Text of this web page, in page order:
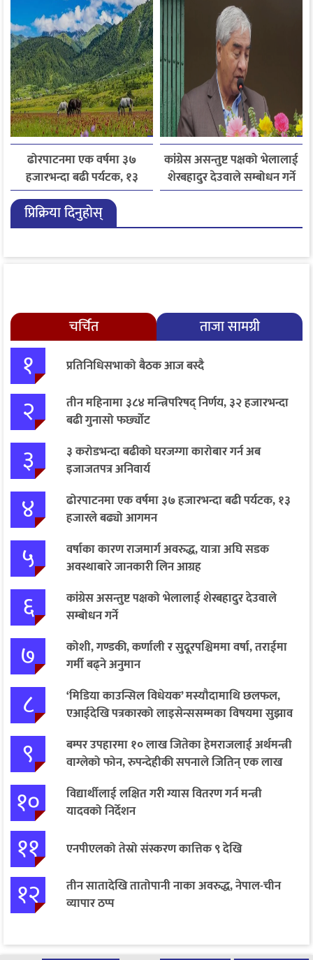
ढोरपाटनमा एक वर्षमा ३७
हजारभन्दा बढी पर्यटक, १३
हजारले बढ्यो आगमन
कांग्रेस असन्तुष्ट पक्षको भेलालाई
शेरबहादुर देउवाले सम्बोधन गर्ने
प्रिक्रिया दिनुहोस्
चर्चित ताजा सामग्री
१ प्रतिनिधिसभाको बैठक आज बस्दै
२
तीन महिनामा ३८४ मन्त्रिपरिषद् निर्णय, ३२ हजारभन्दा
बढी गुनासो फर्छ्योट
३
३ करोडभन्दा बढीको घरजग्गा कारोबार गर्न अब
इजाजतपत्र अनिवार्य
४
ढोरपाटनमा एक वर्षमा ३७ हजारभन्दा बढी पर्यटक, १३
हजारले बढ्यो आगमन
५
वर्षाका कारण राजमार्ग अवरुद्ध, यात्रा अघि सडक
अवस्थाबारे जानकारी लिन आग्रह
६
कांग्रेस असन्तुष्ट पक्षको भेलालाई शेरबहादुर देउवाले
सम्बोधन गर्ने
७
कोशी, गण्डकी, कर्णाली र सुदूरपश्चिममा वर्षा, तराईमा
गर्मी बढ्ने अनुमान
८
‘मिडिया काउन्सिल विधेयक’ मस्यौदामाथि छलफल,
एआईदेखि पत्रकारको लाइसेन्ससम्मका विषयमा सुझाव
९
बम्पर उपहारमा १० लाख जितेका हेमराजलाई अर्थमन्त्री
वाग्लेको फोन, रुपन्देहीकी सपनाले जितिन् एक लाख
१०
विद्यार्थीलाई लक्षित गरी ग्यास वितरण गर्न मन्त्री
यादवको निर्देशन
११ एनपीएलको तेस्रो संस्करण कात्तिक ९ देखि
१२
तीन सातादेखि तातोपानी नाका अवरुद्ध, नेपाल-चीन
व्यापार ठप्प